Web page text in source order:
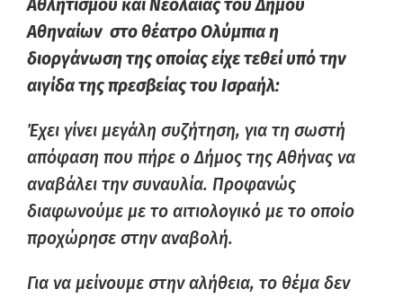
Αθλητισμού και Νεολαίας του Δήμου
Αθηναίων στο θέατρο Ολύμπια η
διοργάνωση της οποίας είχε τεθεί υπό την
αιγίδα της πρεσβείας του Ισραήλ:
Έχει γίνει μεγάλη συζήτηση, για τη σωστή
απόφαση που πήρε ο Δήμος της Αθήνας να
αναβάλει την συναυλία. Προφανώς
διαφωνούμε με το αιτιολογικό με το οποίο
προχώρησε στην αναβολή.
Για να μείνουμε στην αλήθεια, το θέμα δεν